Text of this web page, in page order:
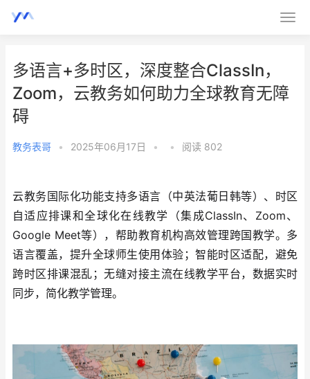
多语言+多时区，深度整合ClassIn，
Zoom，云教务如何助力全球教育无障
碍
教务表哥 • 2025年06月17日 • • 阅读 802
云教务国际化功能支持多语言（中英法葡日韩等）、时区
自适应排课和全球化在线教学（集成ClassIn、Zoom、
Google Meet等），帮助教育机构高效管理跨国教学。多
语言覆盖，提升全球师生使用体验；智能时区适配，避免
跨时区排课混乱；无缝对接主流在线教学平台，数据实时
同步，简化教学管理。